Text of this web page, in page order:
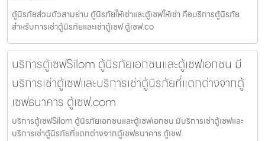
ตู้นิรภัยส่วนตัวสามย่าน ตู้นิรภัยให้เช่าและตู้เซฟให้เช่า คือบริการตู้นิรภัย
สำหรับการเช่าตู้นิรภัยและเช่าตู้เซฟ ตู้เซฟ.co
บริการตู้เซฟSilom ตู้นิรภัยเอกชนและตู้เซฟเอกชน มี
บริการเช่าตู้เซฟและบริการเช่าตู้นิรภัยที่แตกต่างจากตู้
เซฟธนาคาร ตู้เซฟ.com
บริการตู้เซฟSilom ตู้นิรภัยเอกชนและตู้เซฟเอกชน มีบริการเช่าตู้เซฟและ
บริการเช่าตู้นิรภัยที่แตกต่างจากตู้เซฟธนาคาร ตู้เซฟ.